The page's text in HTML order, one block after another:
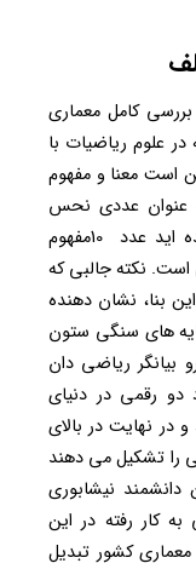
بررسی کامل معماری
در علوم ریاضیات با
است معنا و مفهوم
مانند عدد ۱۳ که به عنوان عددی نحس
شناخته می شود، اما آیا تا به حال شنیده اید عدد 10مفهوم
است. نکته جالبی که
عدد 10در ساخت این بنا، نشان دهنده
های سنگی ستون
این رو بیانگر ریاضی دان
دو رقمی در دنیای
در نهایت در بالای
پر بسیار زیبایی را تشکیل می دهند
نیشابوری
کار رفته در این
معماری کشور تبدیل